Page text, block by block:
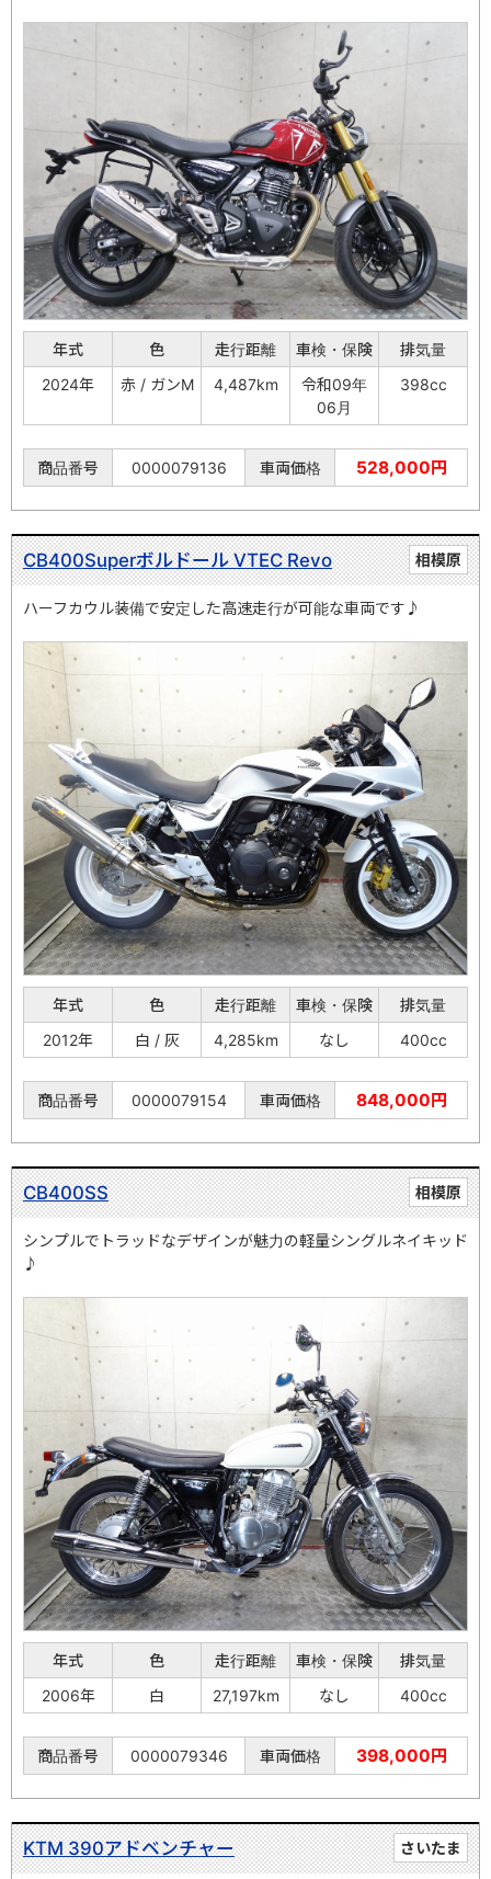
年式 色 走行距離 車検・保険
排気量
2024年
赤 / ガンM 4,487km
令和09年
06月
398cc
商品番号 0000079136 車両価格 528,000円
相模原
CB400Superボルドール VTEC Revo
ハーフカウル装備で安定した高速走行が可能な車両です♪
年式 色 走行距離 車検・保険
排気量
2012年
白 / 灰 4,285km なし 400cc
商品番号 0000079154 車両価格 848,000円
相模原
CB400SS
シンプルでトラッドなデザインが魅力の軽量シングルネイキッド
♪
年式 色 走行距離 車検・保険
排気量
2006年
白 27,197km なし 400cc
商品番号 0000079346 車両価格 398,000円
さいたま
KTM 390アドベンチャー